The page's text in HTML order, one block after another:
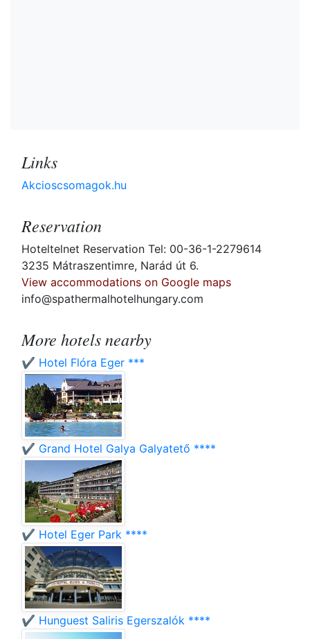
Links
Akcioscsomagok.hu
Reservation
Hoteltelnet Reservation Tel: 00-36-1-2279614
3235 Mátraszentimre, Narád út 6.
View accommodations on Google maps
info@spathermalhotelhungary.com
More hotels nearby
✔️ Hotel Flóra Eger ***
✔️ Grand Hotel Galya Galyatető ****
✔️ Hotel Eger Park ****
✔️ Hunguest Saliris Egerszalók ****